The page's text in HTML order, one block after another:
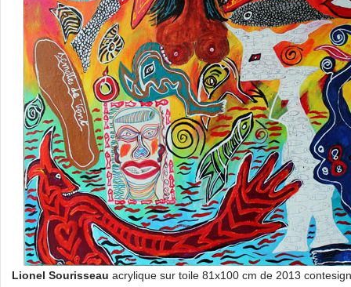
Lionel Sourisseau acrylique sur toile 81x100 cm de 2013